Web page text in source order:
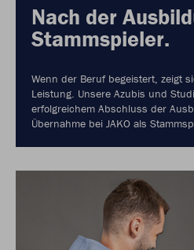
Nach der
Stammspieler.
Wenn der Beruf begeistert, zeigt
Leistung. Unsere Azubis und
erfolgreichem Abschluss der
Übernahme bei JAKO als